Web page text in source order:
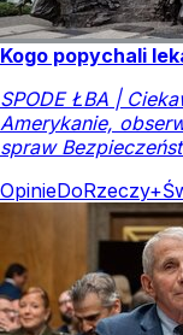
Kogo popychali
SPODE ŁBA |
Amerykanie,
spraw
OpinieDoRzeczy+